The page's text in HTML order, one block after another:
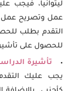
ليتوانيا، فيجب
عمل وتصريح عمل.
التقدم بطلب
للحصول على
تأشيرة
يجب عليك